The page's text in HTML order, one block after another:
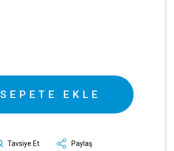
SEPETE EKLE
Tavsiye Et Paylaş